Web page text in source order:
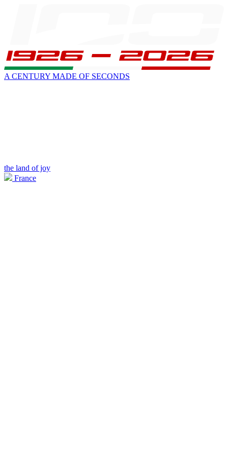
A CENTURY MADE OF SECONDS
the land of joy
France